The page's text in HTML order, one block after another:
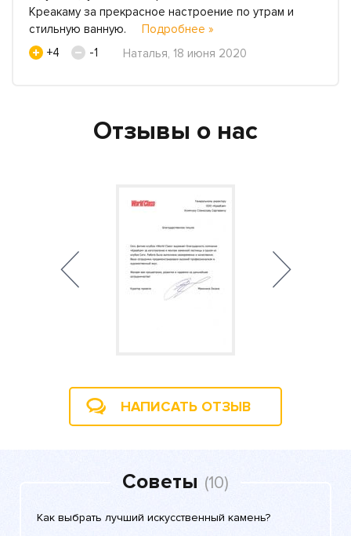
Креакаму за прекрасное настроение по утрам и
стильную ванную. Подробнее »
+4
-1 Наталья, 18 июня 2020
Отзывы о нас
НАПИСАТЬ ОТЗЫВ
Советы (10)
Как выбрать лучший искусственный камень?